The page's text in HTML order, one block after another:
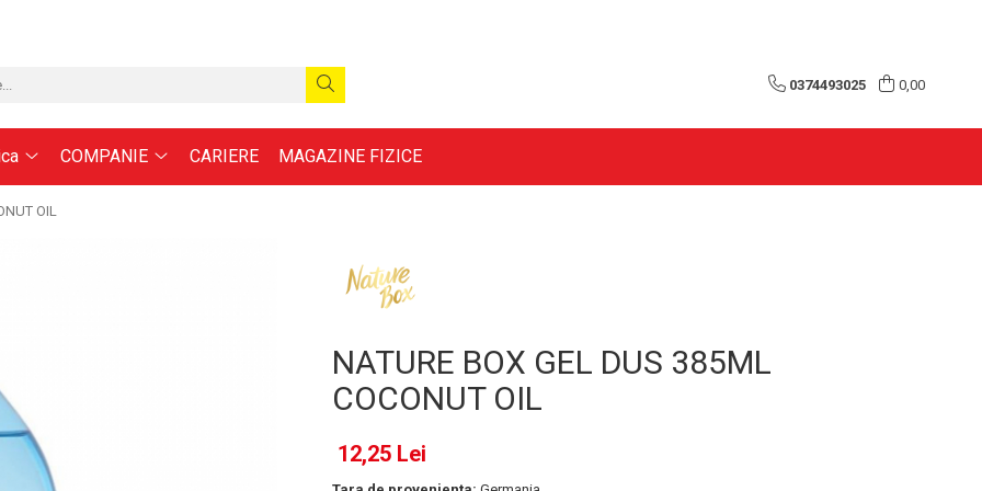
0374493025 0,00
COMPANIE CARIERE MAGAZINE FIZICE
OIL
NATURE BOX GEL DUS 385ML
COCONUT OIL
12,25 Lei